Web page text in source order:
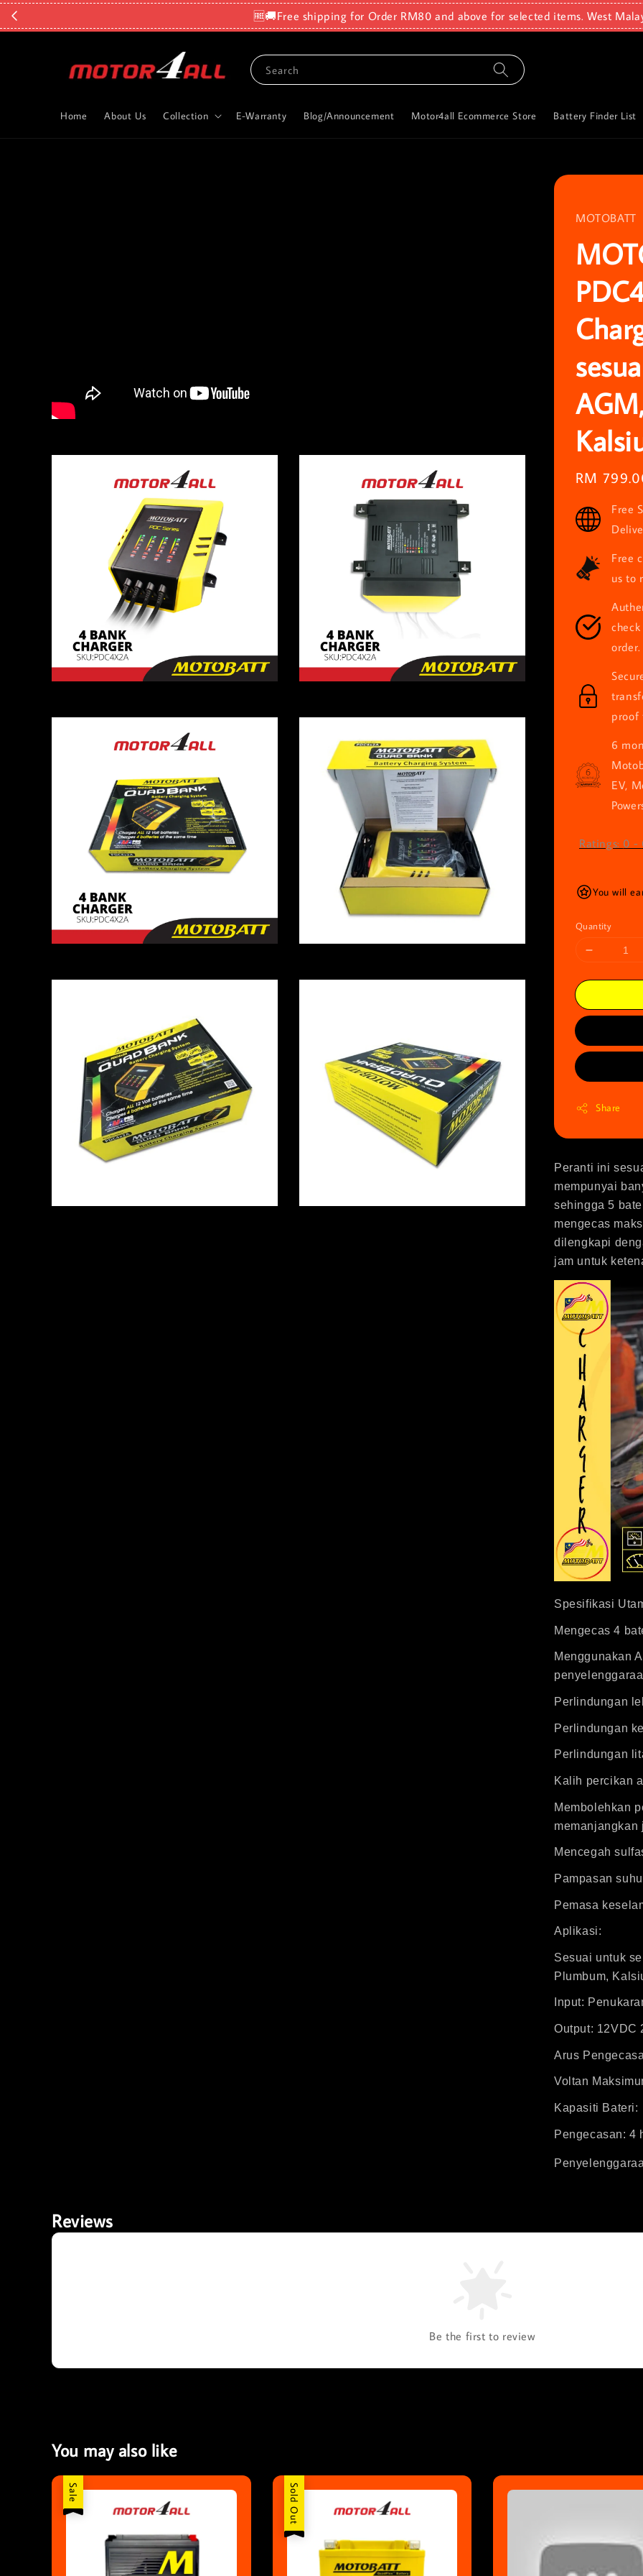
🆓🚚Free shipping for Order RM80 and above for selected items. West
Search
Home About Us Collection E-Warranty Blog/Announcement Motor4all Ecommerce Store Battery Finder List
MOTOBATT
Regular
RM
Free
Free
us to
order.
proof
6
EV,
Ratings: 0 -
You will
Quantity
Share
Peranti ini
mempunyai
sehingga 5
mengecas
dilengkapi
jam untuk
Spesifikasi
Mengecas 4
Menggunakan
Perlindungan
Perlindungan
Perlindungan
Kalih percikan
Membolehkan
memanjangkan
Mencegah
Pampasan suhu
Pemasa
Aplikasi:
Sesuai untuk
Plumbum,
Input:
Output: 12VDC
Arus
Voltan
Kapasiti Bateri:
Pengecasan: 4
Reviews
Be the first to review
You may also like
Sale Sold Out